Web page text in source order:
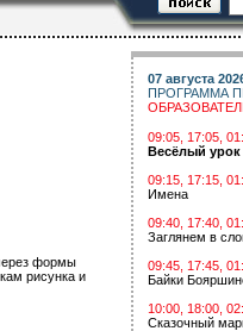
формы
рисунка и
07 августа
ПРОГРАММА
09:05, 17:05,
Весёлый урок
09:15, 17:15,
Имена
09:40, 17:40,
Заглянем в
09:45, 17:45,
Байки
10:00, 18:00,
Сказочный